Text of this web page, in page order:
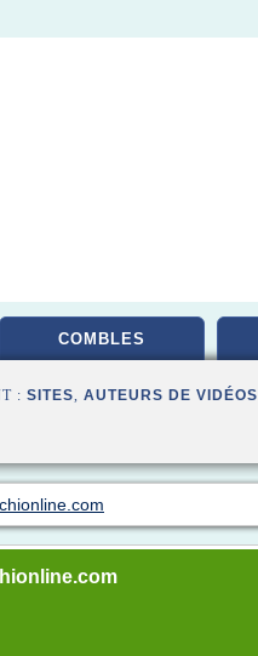
COMBLES
: SITES, AUTEURS DE VIDÉOS